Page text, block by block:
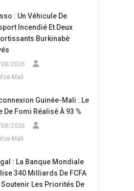
: Un Véhicule De
Incendié Et Deux
Burkinabè
2026
Mali
Guinée-Mali : Le
De Fomi Réalisé À 93 %
2026
Mali
: La Banque Mondiale
340 Milliards De FCFA
Soutenir Les Priorités De